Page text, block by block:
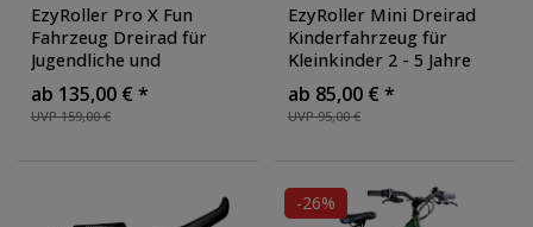
EzyRoller Pro X Fun
Fahrzeug Dreirad für
Jugendliche und
Erwachsene Trike ab 10
Jahre
UVP 159,00 €
ab 135,00 € *
EzyRoller Mini Dreirad
Kinderfahrzeug für
Kleinkinder 2 - 5 Jahre
Mädchen oder Jungen
Trike Dreiradscooter
Bewegungsspielzeug
UVP 95,00 €
ab 85,00 € *
-26%